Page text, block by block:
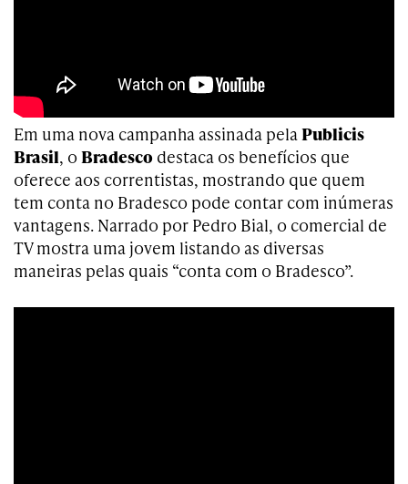
Em uma nova campanha assinada pelaPublicis
Brasil, o Bradesco destaca os benefícios que
oferece aos correntistas, mostrando que quem
tem conta no Bradesco pode contar com inúmeras
vantagens. Narrado por Pedro Bial, o comercial de
TV mostra uma jovem listando as diversas
maneiras pelas quais “conta com o Bradesco”.